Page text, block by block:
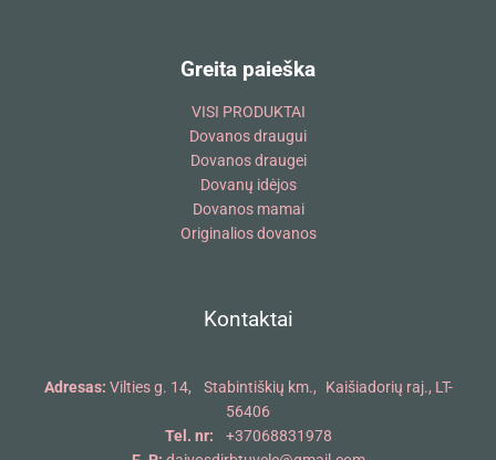
Greita paieška
VISI PRODUKTAI
Dovanos draugui
Dovanos draugei
Dovanų idėjos
Dovanos mamai
Originalios dovanos
Kontaktai
Adresas: Vilties g. 14, Stabintiškių km., Kaišiadorių raj., LT-
56406
Tel. nr:
+37068831978